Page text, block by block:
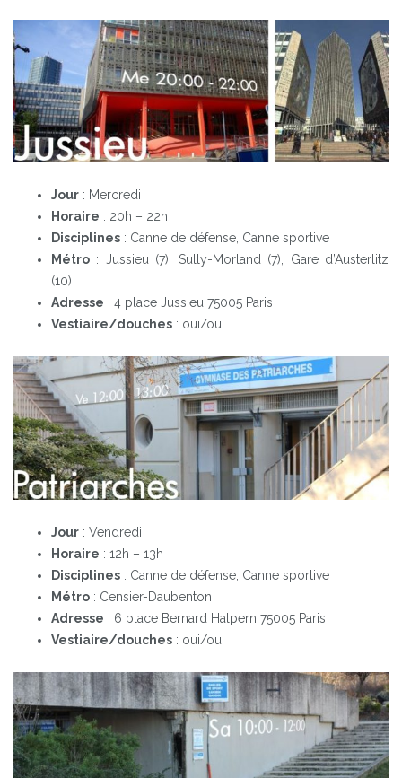
Jour : Mercredi
Horaire : 20h – 22h
Disciplines : Canne de défense, Canne sportive
Métro : Jussieu (7), Sully-Morland (7), Gare d’Austerlitz
(10)
Adresse : 4 place Jussieu 75005 Paris
Vestiaire/douches : oui/oui
Jour : Vendredi
Horaire : 12h – 13h
Disciplines : Canne de défense, Canne sportive
Métro : Censier-Daubenton
Adresse : 6 place Bernard Halpern 75005 Paris
Vestiaire/douches : oui/oui